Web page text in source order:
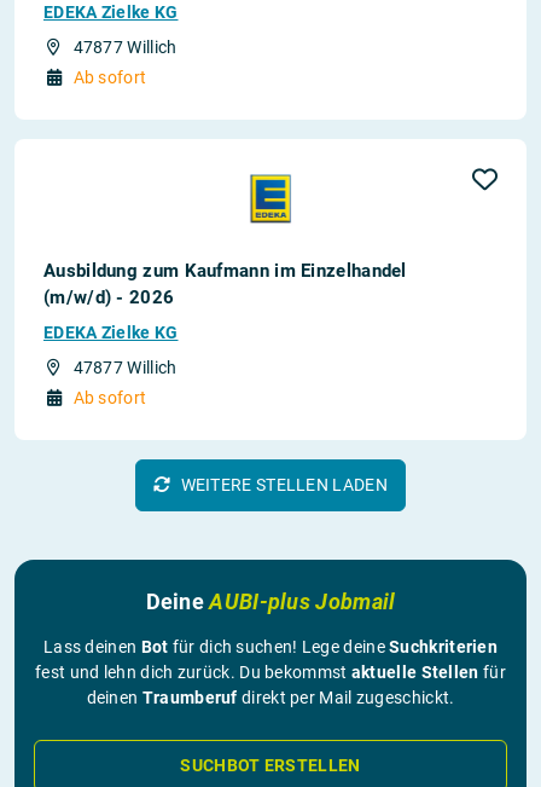
EDEKA Zielke KG
47877 Willich
Ab sofort
Ausbildung zum Kaufmann im Einzelhandel
(m/w/d) - 2026
EDEKA Zielke KG
47877 Willich
Ab sofort
WEITERE STELLEN LADEN
DeineAUBI-plus Jobmail
Lass deinen Bot für dich suchen! Lege deineSuchkriterien
fest und lehn dich zurück. Du bekommst aktuelle Stellen für
deinen Traumberuf direkt per Mail zugeschickt.
SUCHBOT ERSTELLEN